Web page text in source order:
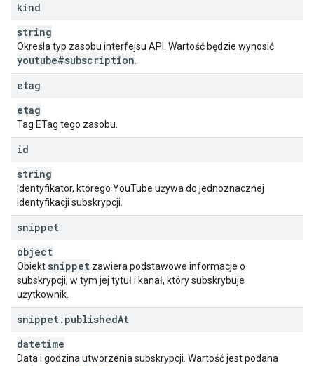
        "
        "
      }
    }
  }
}
kind
string
Określa typ zasobu interfejsu API. Wartość będzie wynosić
youtube#subscription
etag
etag
Tag ETag tego zasobu.
id
string
Identyfikator, którego YouTube używa do jednoznacznej
identyfikacji subskrypcji.
snippet
object
Obiekt snippet zawiera podstawowe informacje o
subskrypcji, w tym jej tytuł i kanał, który subskrybuje
użytkownik.
snippet. publishedAt
datetime
Data i godzina utworzenia subskrypcji. Wartość jest podana